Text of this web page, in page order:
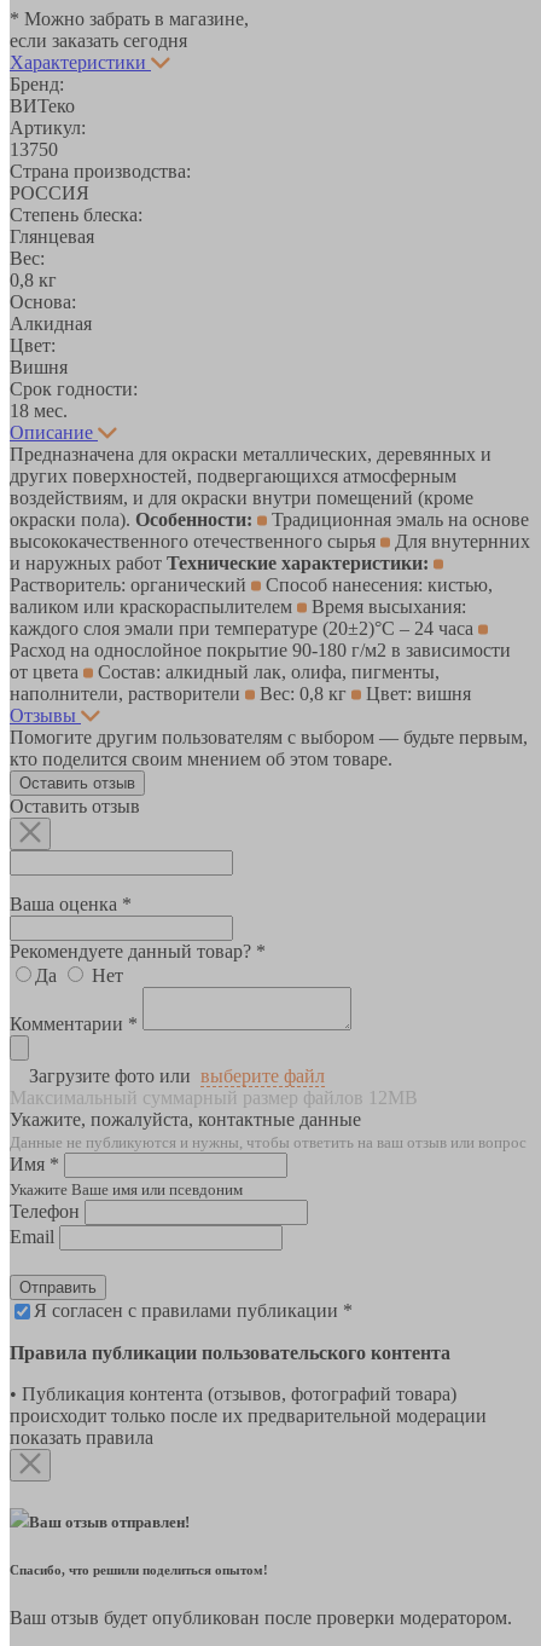
* Можно забрать в магазине,
если заказать сегодня
Характеристики
Бренд:
ВИТеко
Артикул:
13750
Страна производства:
РОССИЯ
Степень блеска:
Глянцевая
Вес:
0,8 кг
Основа:
Алкидная
Цвет:
Вишня
Срок годности:
18 мес.
Описание
Предназначена для окраски металлических, деревянных и
других поверхностей, подвергающихся атмосферным
воздействиям, и для окраски внутри помещений (кроме
окраски пола). Особенности:
Традиционная эмаль на основе
высококачественного отечественного сырья
Для внутернних
и наружных работ Технические характеристики:
Растворитель: органический
Способ нанесения: кистью,
валиком или краскораспылителем
Время высыхания:
каждого слоя эмали при температуре (20±2)°С – 24 часа
Расход на однослойное покрытие 90-180 г/м2 в зависимости
от цвета
Состав: алкидный лак, олифа, пигменты,
наполнители, растворители
Вес: 0,8 кг
Цвет: вишня
Отзывы
Помогите другим пользователям с выбором — будьте первым,
кто поделится своим мнением об этом товаре.
Оставить отзыв
Оставить отзыв
Ваша оценка *
Рекомендуете данный товар? *
Да
Нет
Комментарии *
Загрузите фото или выберите файл
Максимальный суммарный размер файлов 12MB
Укажите, пожалуйста, контактные данные
Данные не публикуются и нужны, чтобы ответить на ваш отзыв или вопрос
Имя *
Укажите Ваше имя или псевдоним
Телефон
Email
Отправить
Я согласен с правилами публикации *
Правила публикации пользовательского контента
• Публикация контента (отзывов, фотографий товара)
происходит только после их предварительной модерации
показать правила
Ваш отзыв отправлен!
Спасибо, что решили поделиться опытом!
Ваш отзыв будет опубликован после проверки модератором.